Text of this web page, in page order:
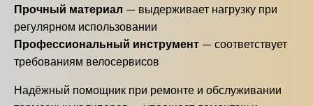
Прочный материал — выдерживает нагрузку при
регулярном использовании
Профессиональный инструмент — соответствует
требованиям велосервисов
Надёжный помощник при ремонте и обслуживании